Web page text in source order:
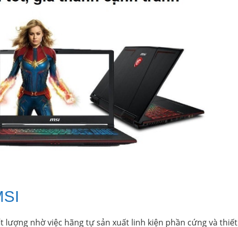
lượng nhờ việc hãng tự sản xuất linh kiện phần cứng và thiết